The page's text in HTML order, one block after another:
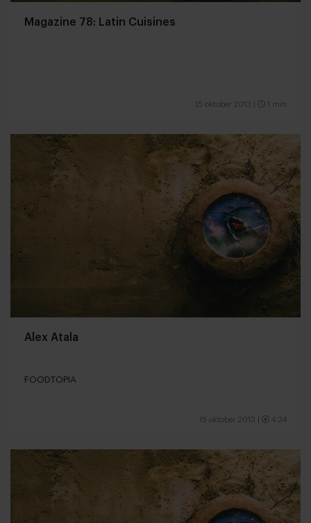
Magazine 78: Latin Cuisines
15 oktober 2013 1 min
Alex Atala
FOODTOPIA
15 oktober 2013 4:24